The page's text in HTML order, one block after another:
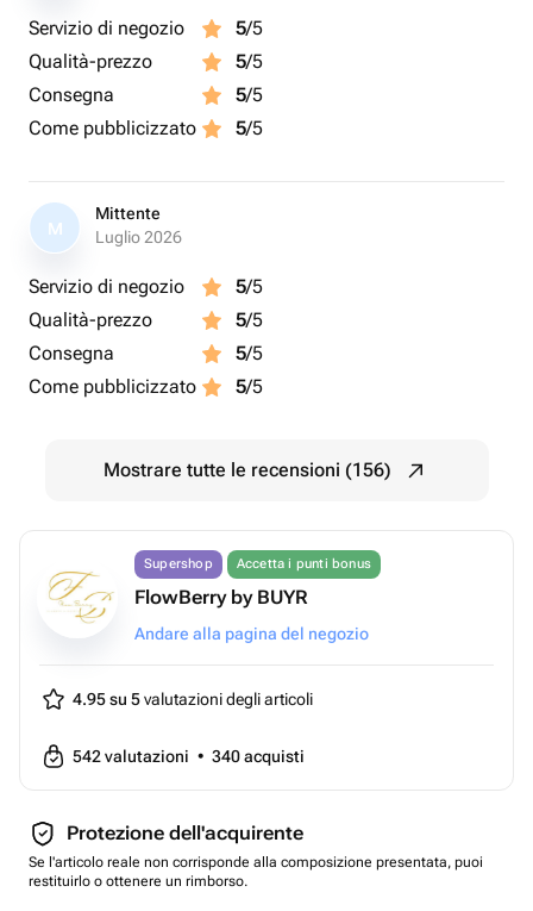
Servizio di negozio 5/5
Qualità-prezzo
5/5
Consegna
5/5
Come pubblicizzato
5/5
M
Mittente
Luglio 2026
Servizio di negozio 5/5
Qualità-prezzo
5/5
Consegna
5/5
Come pubblicizzato
5/5
Mostrare tutte le recensioni (156)
Supershop Accetta i punti bonus
FlowBerry by BUYR
Andare alla pagina del negozio
4.95 su 5valutazioni degli articoli
542valutazioni • 340acquisti
Protezione dell'acquirente
Se l'articolo reale non corrisponde alla composizione presentata, puoi
restituirlo o ottenere un rimborso.